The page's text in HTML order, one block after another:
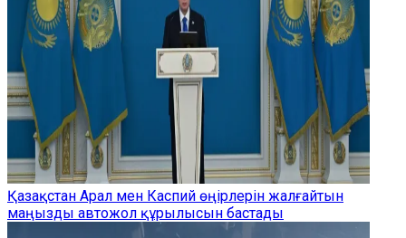
Қазақстан Арал мен Каспий өңірлерін жалғайтын
маңызды автожол құрылысын бастады